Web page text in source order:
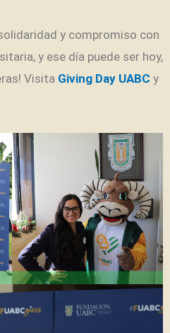
y compromiso con
y ese día puede ser hoy,
Visita Giving Day UABC y